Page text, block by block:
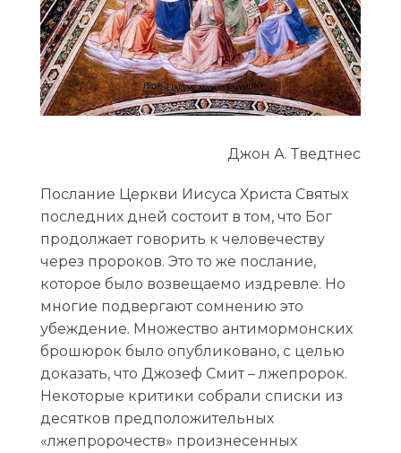
Джон А. Тведтнес
Послание Церкви Иисуса Христа Святых
последних дней состоит в том, что Бог
продолжает говорить к человечеству
через пророков. Это то же послание,
которое было возвещаемо издревле. Но
многие подвергают сомнению это
убеждение. Множество антимормонских
брошюрок было опубликовано, с целью
доказать, что Джозеф Смит – лжепророк.
Некоторые критики собрали списки из
десятков предположительных
«лжепророчеств» произнесенных